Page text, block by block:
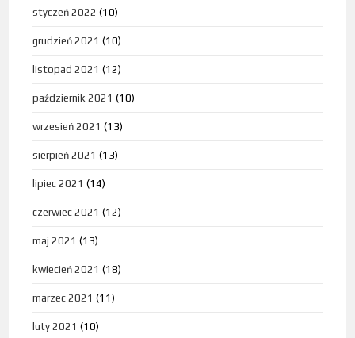
styczeń 2022 (10)
grudzień 2021 (10)
listopad 2021 (12)
październik 2021 (10)
wrzesień 2021 (13)
sierpień 2021 (13)
lipiec 2021 (14)
czerwiec 2021 (12)
maj 2021 (13)
kwiecień 2021 (18)
marzec 2021 (11)
luty 2021 (10)